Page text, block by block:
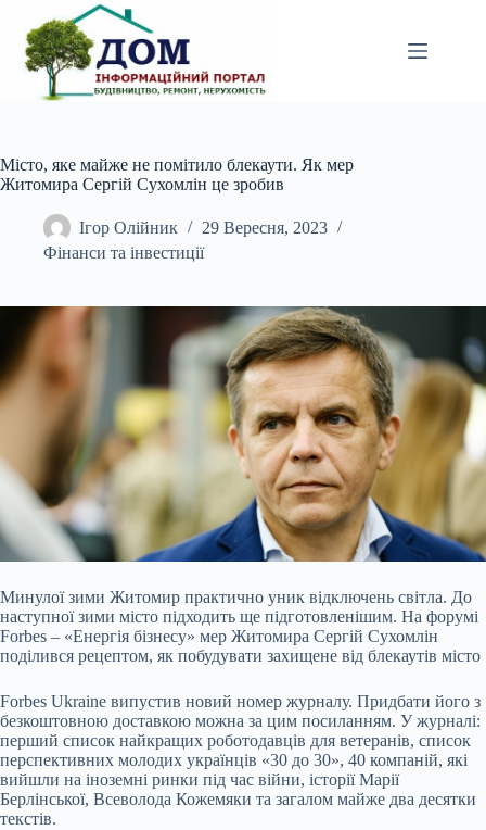
вмісту
Місто, яке майже не помітило блекаути. Як мер
Житомира Сергій Сухомлін це зробив
Ігор Олійник
29 Вересня, 2023
Фінанси та інвестиції
Минулої зими Житомир практично уник відключень світла. До
наступної зими місто підходить ще підготовленішим. На форумі
Forbes – «Енергія бізнесу» мер Житомира Сергій Сухомлін
поділився рецептом, як побудувати захищене від блекаутів місто
Forbes Ukraine випустив новий номер журналу. Придбати його з
безкоштовною доставкою можна за цим посиланням. У журналі:
перший список найкращих роботодавців для ветеранів, список
перспективних молодих українців «30 до 30», 40 компаній, які
вийшли на іноземні ринки під час війни, історії Марії
Берлінської, Всеволода Кожемяки та загалом майже два десятки
текстів.